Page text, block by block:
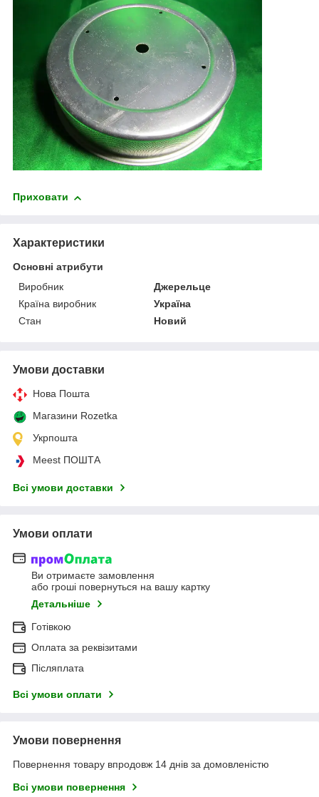
Приховати
Характеристики
Основні атрибути
Виробник
Джерельце
Країна виробник
Україна
Стан
Новий
Умови доставки
Нова Пошта
Магазини Rozetka
Укрпошта
Meest ПОШТА
Всі умови доставки
Умови оплати
Ви отримаєте замовлення
або гроші повернуться на вашу картку
Детальніше
Готівкою
Оплата за реквізитами
Післяплата
Всі умови оплати
Умови повернення
Повернення товару впродовж 14 днів за домовленістю
Всі умови повернення